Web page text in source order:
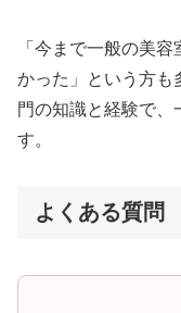
「今まで一般の美
かった」という方も
門の知識と経験で、
す。
よくある質問